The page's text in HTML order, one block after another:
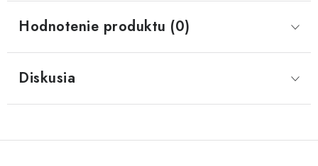
Hodnotenie produktu (0)
Diskusia